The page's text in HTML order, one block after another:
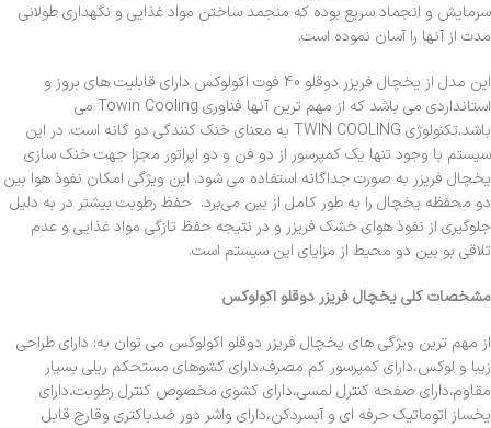
سرمایش و انجماد سریع بوده که منجمد ساختن مواد غذایی و نگهداری طولانی
مدت از آنها را آسان نموده است.
این مدل از یخچال فریزر دوقلو 40 فوت اکولوکس دارای قابلیت های بروز و
استانداردی می باشد که از مهم ترین آنها فناوری Towin Cooling می
باشد.تکنولوژی TWIN COOLING به معنای خنک کنندگی دو گانه است. در این
سیستم با وجود تنها یک کمپرسور از دو فن و دو اپراتور مجزا جهت خنک سازی
یخچال فریزر به صورت جداگانه استفاده می شود. این ویژگی امکان نفوذ هوا بین
دو محفظه یخچال را به طور کامل از بین می‌برد. حفظ رطوبت بیشتر در به دلیل
جلوگیری از نفوذ هوای خشک فریزر و در نتیجه حفظ تازگی مواد غذایی و عدم
تلاقی بو بین دو محیط از مزایای این سیستم است.
مشخصات کلی یخچال فریزر دوقلو اکولوکس
از مهم ترین ویژگی های یخچال فریزر دوقلو اکولوکس می توان به: دارای طراحی
زیبا و لوکس،دارای کمپرسور کم مصرف،دارای کشوهای مستحکم ریلی بسیار
مقاوم،دارای صفحه کنترل لمسی،دارای کشوی مخصوص کنترل رطوبت،دارای
یخساز اتوماتیک حرفه ای و آبسردکن،دارای واشر دور ضدباکتری وقارچ قابل